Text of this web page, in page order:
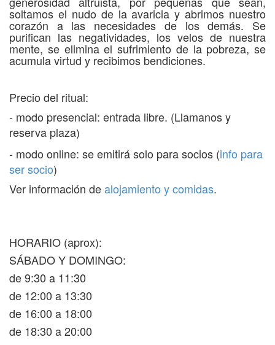
soltamos el nudo de la avaricia y abrimos nuestro
corazón a las necesidades de los demás. Se
purifican las negatividades, los velos de nuestra
mente, se elimina el sufrimiento de la pobreza, se
acumula virtud y recibimos bendiciones.
Precio del ritual:
- modo presencial: entrada libre. (Llamanos y
reserva plaza)
- modo online: se emitirá solo para socios (info para
ser socio)
Ver información dealojamiento y comidas.
HORARIO (aprox):
SÁBADO Y DOMINGO:
de 9:30 a 11:30
de 12:00 a 13:30
de 16:00 a 18:00
de 18:30 a 20:00